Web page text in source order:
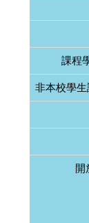
課程
非本校學
開